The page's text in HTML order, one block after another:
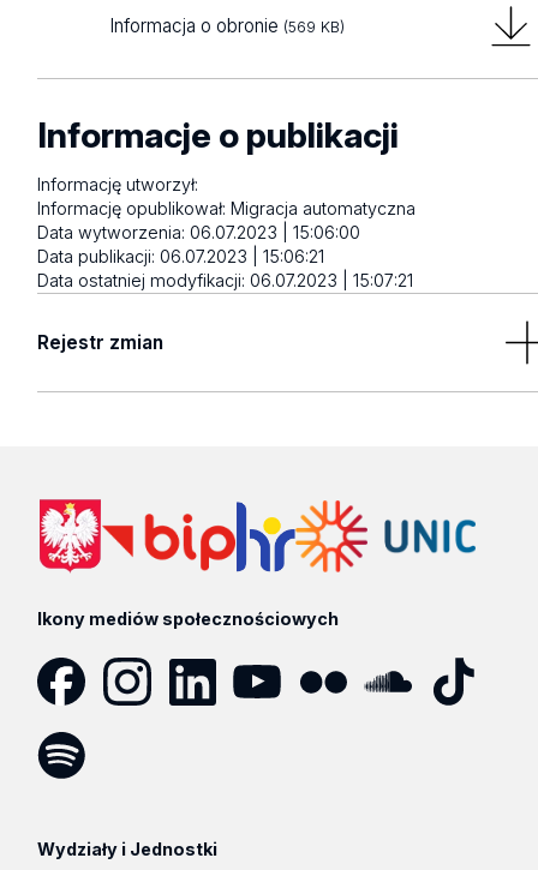
Informacja o obronie (569 KB)
Informacje o publikacji
Informację utworzył:
Informację opublikował:Migracja automatyczna
Data wytworzenia:06.07.2023 | 15:06:00
Data publikacji:06.07.2023 | 15:06:21
Data ostatniej modyfikacji:06.07.2023 | 15:07:21
Rejestr zmian
Ikony mediów społecznościowych
Wydziały i Jednostki